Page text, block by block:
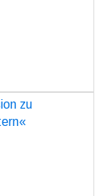
zu